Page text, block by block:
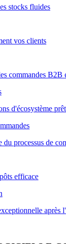
stocks fluides
vos clients
commandes B2B
d'écosystème
du processus de
efficace
après